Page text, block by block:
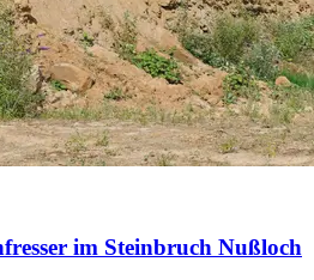
im Steinbruch Nußloch